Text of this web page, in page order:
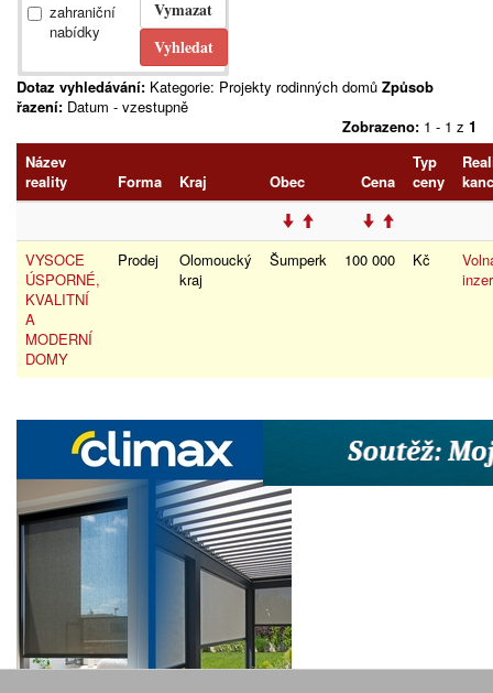
zahraniční
nabídky
Dotaz vyhledávání: Kategorie: Projekty rodinných domů Způsob
řazení: Datum - vzestupně
Zobrazeno: 1 - 1 z 1
Název
reality
Forma Kraj Obec Cena
Typ
ceny
VYSOCE
ÚSPORNÉ,
KVALITNÍ
A
MODERNÍ
DOMY
Prodej
Olomoucký
kraj
Šumperk 100 000 Kč